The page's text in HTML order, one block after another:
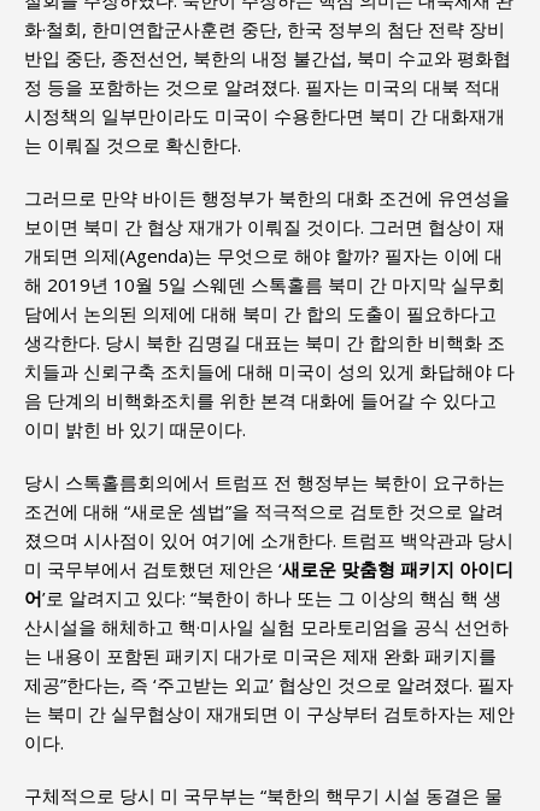
화·철회, 한미연합군사훈련 중단, 한국 정부의 첨단 전략 장비
반입 중단, 종전선언, 북한의 내정 불간섭, 북미 수교와 평화협
정 등을 포함하는 것으로 알려졌다. 필자는 미국의 대북 적대
시정책의 일부만이라도 미국이 수용한다면 북미 간 대화재개
는 이뤄질 것으로 확신한다.
그러므로 만약 바이든 행정부가 북한의 대화 조건에 유연성을
보이면 북미 간 협상 재개가 이뤄질 것이다. 그러면 협상이 재
개되면 의제(Agenda)는 무엇으로 해야 할까? 필자는 이에 대
해 2019년 10월 5일 스웨덴 스톡홀름 북미 간 마지막 실무회
담에서 논의된 의제에 대해 북미 간 합의 도출이 필요하다고
생각한다. 당시 북한 김명길 대표는 북미 간 합의한 비핵화 조
치들과 신뢰구축 조치들에 대해 미국이 성의 있게 화답해야 다
음 단계의 비핵화조치를 위한 본격 대화에 들어갈 수 있다고
이미 밝힌 바 있기 때문이다.
당시 스톡홀름회의에서 트럼프 전 행정부는 북한이 요구하는
조건에 대해 “새로운 셈법”을 적극적으로 검토한 것으로 알려
졌으며 시사점이 있어 여기에 소개한다. 트럼프 백악관과 당시
미 국무부에서 검토했던 제안은 ‘새로운 맞춤형 패키지 아이디
어’로 알려지고 있다: “북한이 하나 또는 그 이상의 핵심 핵 생
산시설을 해체하고 핵·미사일 실험 모라토리엄을 공식 선언하
는 내용이 포함된 패키지 대가로 미국은 제재 완화 패키지를
제공”한다는, 즉 ‘주고받는 외교’ 협상인 것으로 알려졌다. 필자
는 북미 간 실무협상이 재개되면 이 구상부터 검토하자는 제안
이다.
구체적으로 당시 미 국무부는 “북한의 핵무기 시설 동결은 물